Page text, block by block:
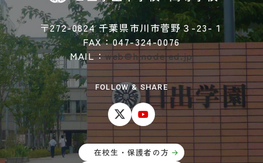
〒272-0824 千葉県市川市菅野３-23-１
FAX：047-324-0076
MAIL：web@hinode.ed.jp
FOLLOW & SHARE
在校生・保護者の方